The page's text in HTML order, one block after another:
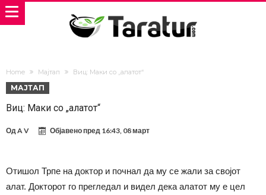
Home Мајтап Виц: Маки со „алатот“
МАЈТАП
Виц: Маки со „алатот“
ОдA V Објавено пред 16:43, 08 март
Отишол Трпе на доктор и почнал да му се жали за својот
алат. Докторот го прегледал и видел дека алатот му е цел